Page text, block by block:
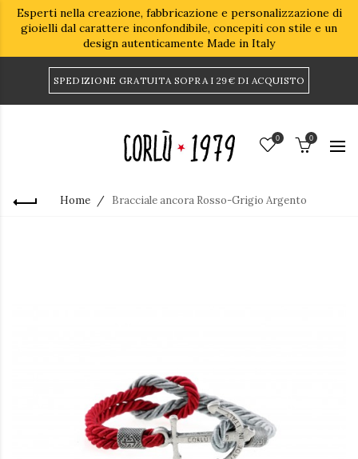
Esperti nella creazione, fabbricazione e personalizzazione di
gioielli dal carattere inconfondibile, concepiti con stile e un
design autenticamente Made in Italy
SPEDIZIONE GRATUITA SOPRA I 29€ DI ACQUISTO
0 0
Home Bracciale ancora Rosso-Grigio Argento